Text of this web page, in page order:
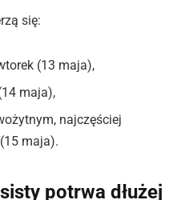
się:
(13 maja),
maja),
najczęściej
maja).
potrwa dłużej